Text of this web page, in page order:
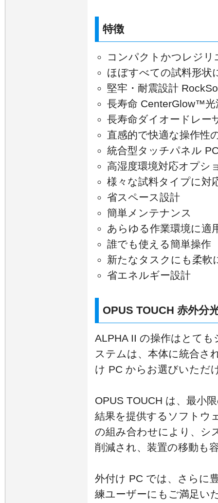
特徴
コンパクトかつレジ
ほぼすべての試料形状
堅牢・耐震設計
長寿命 CenterGlow™光
長寿命ダイオードレー
直感的で快適な操作性
統合型タッチパネル
高湿度環境対応オプシ
様々な試料タイプに対
省スペース設計
簡単メンテナンス
あらゆる作業環境に適
誰でも使える簡単操作
新たなタスクにも柔軟
省エネルギー設計
OPUS TOUCH 赤外分
ALPHA II の操作はとて
ステムは、本体に統合さ
け PC からお選びいただ
OPUS TOUCH は、最小
結果を提供するソフトウ
の組み合わせにより、シ
削減され、装置の移動も
外付け PC では、さらに
練ユーザーにもご満足い